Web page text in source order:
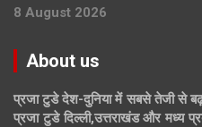
8 August 2026
About us
प्रजा टुडे देश-दुनिया में सबसे तेजी से
प्रजा टुडे दिल्ली,उत्तराखंड और मध्य